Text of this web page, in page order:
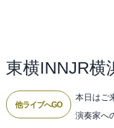
東横INNJR横
他ライブへGO
本日はご
演奏家へ